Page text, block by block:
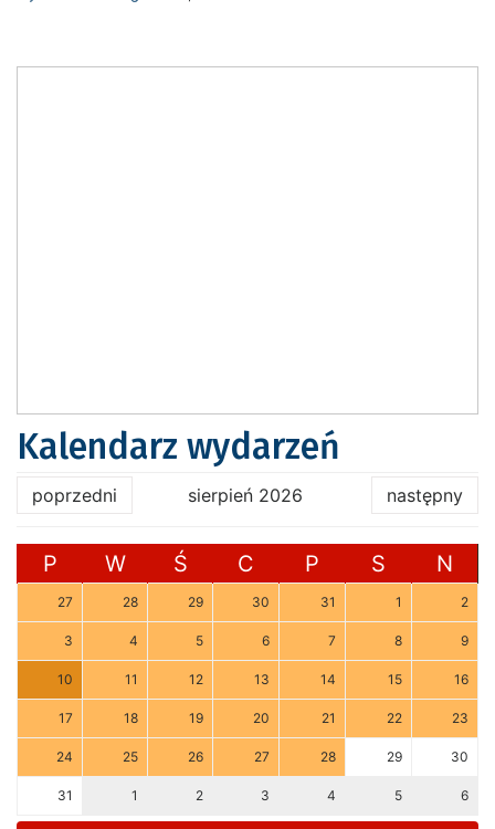
Kalendarz wydarzeń
poprzedni sierpień 2026 następny
P W Ś C P S N
27 28 29 30 31 1 2
3 4 5 6 7 8 9
10 11 12 13 14 15 16
17 18 19 20 21 22 23
24 25 26 27 28 29 30
31 1 2 3 4 5 6